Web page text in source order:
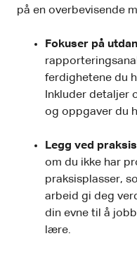
på en overbevisende
Fokuser på
ferdighetene du
Inkluder detaljer
og oppgaver du
Legg ved
om du ikke har
praksisplasser,
arbeid gi deg
din evne til å
lære.